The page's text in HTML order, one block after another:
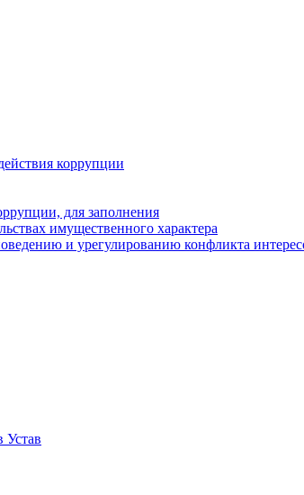
коррупции
для заполнения
имущественного характера
и урегулированию конфликта
Устав